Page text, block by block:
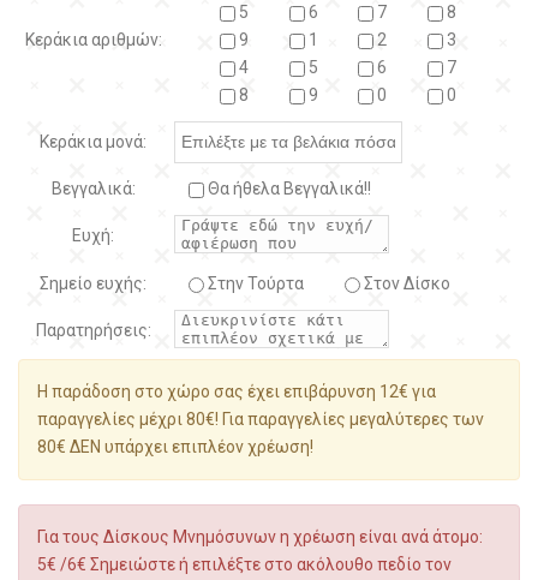
Κεράκια αριθμών:
5
6 7
8
9
1 2
3
4
5 6
7
8
9 0 0
Κεράκια μονά:
Βεγγαλικά: Θα ήθελα Βεγγαλικά!!
Ευχή:
Σημείο ευχής: Στην Τούρτα Στον Δίσκο
Παρατηρήσεις:
Η παράδοση στο χώρο σας έχει επιβάρυνση 12€ για
παραγγελίες μέχρι 80€! Για παραγγελίες μεγαλύτερες των
80€ ΔΕΝ υπάρχει επιπλέον χρέωση!
Για τους Δίσκους Μνημόσυνων η χρέωση είναι ανά άτομο:
5€ /6€ Σημειώστε ή επιλέξτε στο ακόλουθο πεδίο τον